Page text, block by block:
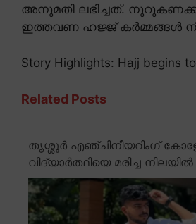
അനുമതി ലഭിച്ചത്.
ഇത്തവണ ഹജ്ജ് കർമ്മങ്ങൾ
Story Highlights: Hajj begins
Related Posts
തൃശ്ശൂർ എഞ്ചിനീയറിംഗ്
വിദ്യാർത്ഥിയെ മരിച്ച